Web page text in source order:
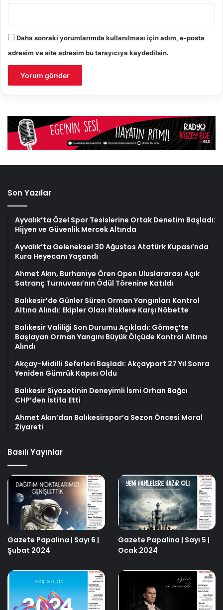
Daha sonraki yorumlarımda kullanılması için adım, e-posta
adresim ve site adresim bu tarayıcıya kaydedilsin.
Son Yazılar
Ayvalık’ta Özel Spor Tesislerine Ortak Denetim Başladı:
Hijyen ve Güvenlik Mercek Altında
Ayvalık’ta Geleneksel 30 Ağustos Atatürk Kupası’nda
Kura Heyecanı Yaşandı
Ahmet Akın, Burhaniye Ören Open Uluslararası Açık
Satranç Turnuvası’nın Ödül Törenine Katıldı
Balıkesir’de Günler Süren Orman Yangınları Kontrol
Altına Alındı: Ekipler Olası Risklere Karşı Nöbette
Balıkesir Valiliği Son Durumu Açıkladı: Gömeç’te
Başlayan Orman Yangını Büyük Ölçüde Kontrol Altına
Alındı
Akçay-Midilli Seferleri Başladı: Akçayport 27 Yıl Sonra
Yeniden Gümrük Kapısı Oldu
Balıkesir Siyasetinin Deneyimli İsmi Orhan Bağcı
CHP’den İstifa Etti
Ahmet Akın’dan Balıkesirspor’a Sezon Öncesi Moral
Ziyareti
Basılı Yayınlar
Gazete Papalina | Sayı 6 |
Şubat 2024
Gazete Papalina | Sayı 5 |
Ocak 2024